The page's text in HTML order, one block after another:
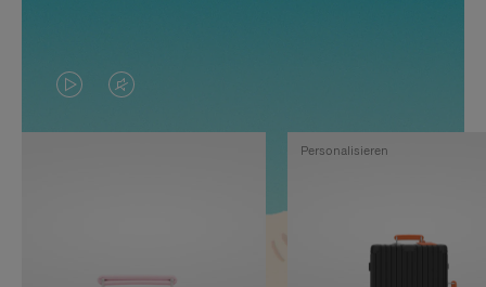
DAS
VIDEO
VIDEO
IST
Personalisieren